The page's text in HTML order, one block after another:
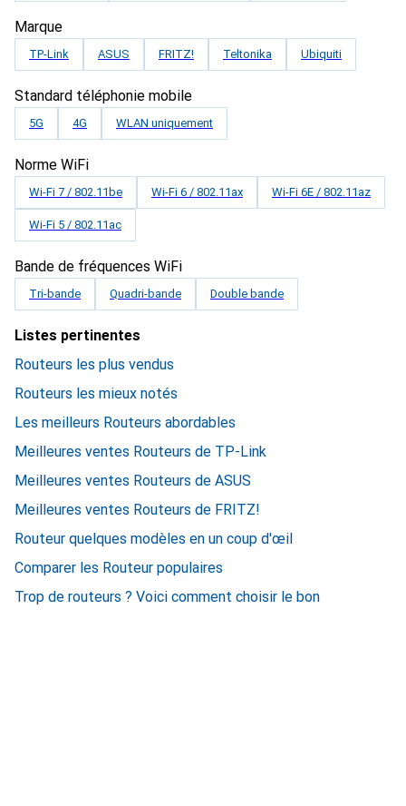
Marque
TP-Link ASUS FRITZ! Teltonika Ubiquiti
Standard téléphonie mobile
5G 4G WLAN uniquement
Norme WiFi
Wi-Fi 7 / 802.11be Wi-Fi 6 / 802.11ax Wi-Fi 6E / 802.11az
Wi-Fi 5 / 802.11ac
Bande de fréquences WiFi
Tri-bande Quadri-bande Double bande
Listes pertinentes
Routeurs les plus vendus
Routeurs les mieux notés
Les meilleurs Routeurs abordables
Meilleures ventes Routeurs de TP-Link
Meilleures ventes Routeurs de ASUS
Meilleures ventes Routeurs de FRITZ!
Routeur quelques modèles en un coup d'œil
Comparer les Routeur populaires
Trop de routeurs ? Voici comment choisir le bon